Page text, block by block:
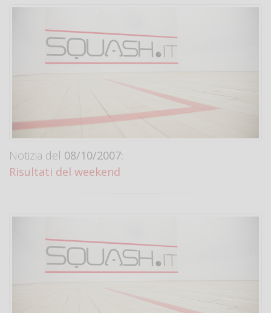
Notizia del 08/10/2007:
Risultati del weekend